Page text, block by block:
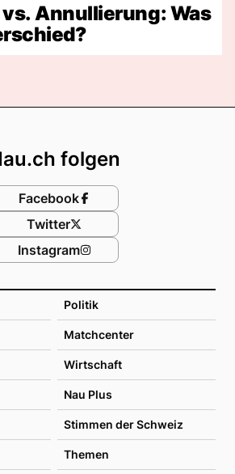
Annullierung: Was
Politik
Matchcenter
Wirtschaft
Nau Plus
Stimmen der Schweiz
Themen
folgen
Facebook
Twitter
Instagram